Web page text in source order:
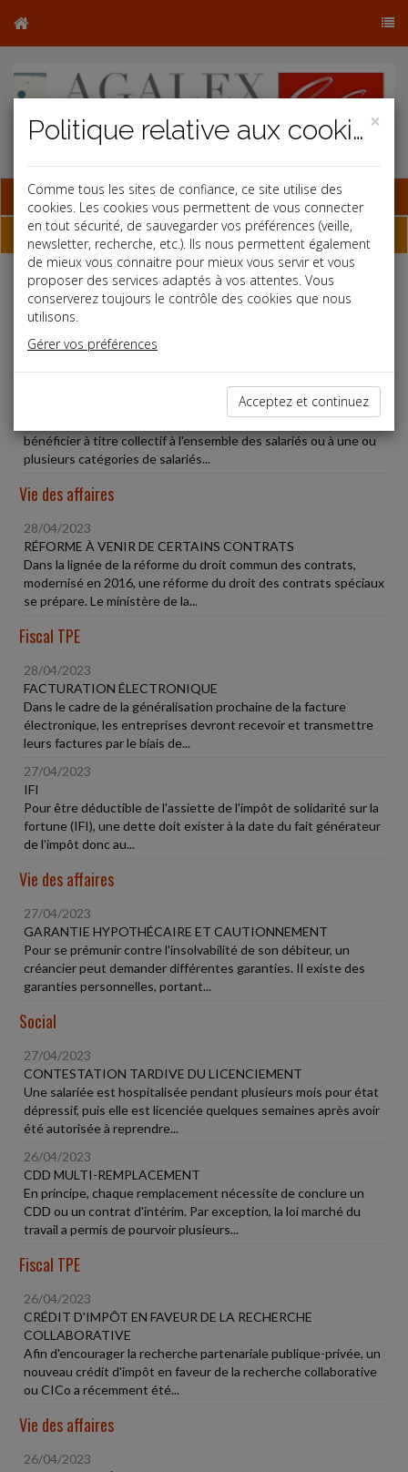
Base documentaire
Dépêches
Liste des dernières dépêches
Social
PROTECTION SOCIALE COMPLÉMENTAIRE
Les garanties de prévoyance complémentaire doivent
bénéficier à titre collectif à l'ensemble des salariés ou à une ou
plusieurs catégories de salariés...
Vie des affaires
28/04/2023
RÉFORME À VENIR DE CERTAINS CONTRATS
Dans la lignée de la réforme du droit commun des contrats,
modernisé en 2016, une réforme du droit des contrats spéciaux
se prépare. Le ministère de la...
Fiscal TPE
28/04/2023
FACTURATION ÉLECTRONIQUE
Dans le cadre de la généralisation prochaine de la facture
électronique, les entreprises devront recevoir et transmettre
leurs factures par le biais de...
27/04/2023
IFI
Pour être déductible de l'assiette de l'impôt de solidarité sur la
fortune (IFI), une dette doit exister à la date du fait générateur
de l'impôt donc au...
Vie des affaires
27/04/2023
GARANTIE HYPOTHÉCAIRE ET CAUTIONNEMENT
Pour se prémunir contre l'insolvabilité de son débiteur, un
créancier peut demander différentes garanties. Il existe des
garanties personnelles, portant...
Social
27/04/2023
CONTESTATION TARDIVE DU LICENCIEMENT
Une salariée est hospitalisée pendant plusieurs mois pour état
dépressif, puis elle est licenciée quelques semaines après avoir
été autorisée à reprendre...
26/04/2023
CDD MULTI-REMPLACEMENT
En principe, chaque remplacement nécessite de conclure un
CDD ou un contrat d'intérim. Par exception, la loi marché du
travail a permis de pourvoir plusieurs...
Fiscal TPE
26/04/2023
CRÉDIT D'IMPÔT EN FAVEUR DE LA RECHERCHE
COLLABORATIVE
Afin d'encourager la recherche partenariale publique-privée, un
nouveau crédit d'impôt en faveur de la recherche collaborative
ou CICo a récemment été...
Vie des affaires
26/04/2023
×
Politique relative aux cookies
Comme tous les sites de confiance, ce site utilise des
cookies. Les cookies vous permettent de vous connecter
en tout sécurité, de sauvegarder vos préférences (veille,
newsletter, recherche, etc.). Ils nous permettent également
de mieux vous connaitre pour mieux vous servir et vous
proposer des services adaptés à vos attentes. Vous
conserverez toujours le contrôle des cookies que nous
utilisons.
Gérer vos préférences
Acceptez et continuez